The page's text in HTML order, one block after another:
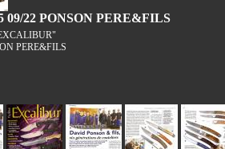
09/22 PONSON PERE&FILS
PERE&FILS